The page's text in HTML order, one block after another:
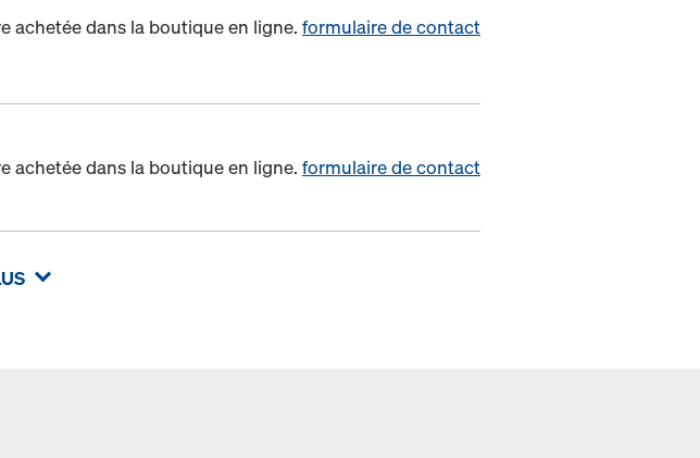
achetée dans la boutique en ligne. formulaire de contact
achetée dans la boutique en ligne. formulaire de contact